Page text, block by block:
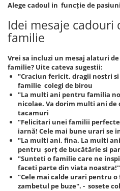
Alege cadoul in funcție de
Idei mesaje cadouri
familie
Vrei sa incluzi un mesaj alaturi
familie? Uite cateva sugestii:
"Craciun fericit, dragii nostri
familie colegi de birou
"La multi ani pentru familia
nicolae. Va dorim multi ani
tacamuri
"Felicitari unei familii
iarnă! Cele mai bune urari se
"La multi ani, fina. La multi
pentru șorț de bucătărie si
"Sunteti o familie care ne
faceti parte din viata noastra!"
"Cele mai calde urari pentru
zambetul pe buze". - sosete